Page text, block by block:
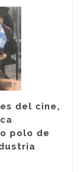
del cine,
polo de